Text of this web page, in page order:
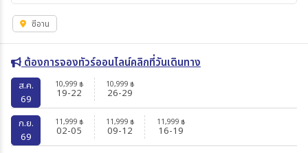
ซีอาน
ต้องการจองทัวร์ออนไลน์คลิกที่วันเดินทาง
ส.ค.
69
10,999 ฿
19-22
10,999 ฿
26-29
ก.ย.
69
11,999 ฿
02-05
11,999 ฿
09-12
11,999 ฿
16-19